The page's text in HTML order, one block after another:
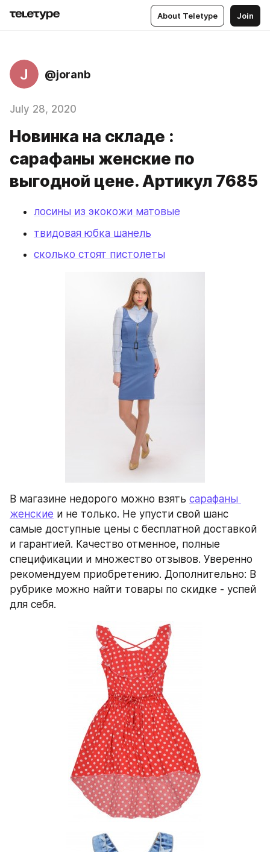
About Teletype Join
J @joranb
July 28, 2020
Новинка на складе :
сарафаны женские по
выгодной цене. Артикул 7685
лосины из экокожи матовые
твидовая юбка шанель
сколько стоят пистолеты
В магазине недорого можно взять сарафаны
женские и не только. Не упусти свой шанс
самые доступные цены с бесплатной доставкой
и гарантией. Качество отменное, полные
спецификации и множество отзывов. Уверенно
рекомендуем приобретению. Дополнительно: В
рубрике можно найти товары по скидке - успей
для себя.